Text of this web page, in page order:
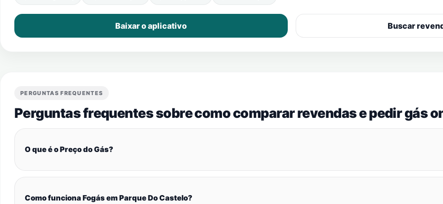
Baixar o aplicativo Buscar
PERGUNTAS FREQUENTES
Perguntas frequentes sobre como comparar revendas e pedir gás
O que é o Preço do Gás?
Como funciona Fogás em Parque Do Castelo?